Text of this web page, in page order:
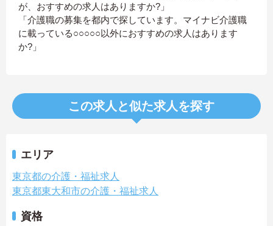
が、おすすめの求人はありますか?」
「介護職の募集を都内で探しています。マイナビ介護職
に載っている○○○○○以外におすすめの求人はあります
か?」
この求人と似た求人を探す
エリア
東京都の介護・福祉求人
東京都東大和市の介護・福祉求人
資格